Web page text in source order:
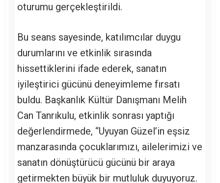
oturumu gerçekleştirildi.
Bu seans sayesinde, katılımcılar duygu
durumlarını ve etkinlik sırasında
hissettiklerini ifade ederek, sanatın
iyileştirici gücünü deneyimleme fırsatı
buldu. Başkanlık Kültür Danışmanı Melih
Can Tanrıkulu, etkinlik sonrası yaptığı
değerlendirmede, “Uyuyan Güzel’in eşsiz
manzarasında çocuklarımızı, ailelerimizi ve
sanatın dönüştürücü gücünü bir araya
getirmekten büyük bir mutluluk duyuyoruz.